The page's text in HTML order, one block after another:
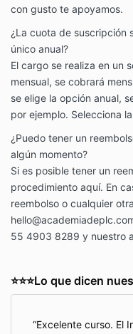
con gusto te apoyamos.
¿La cuota de suscripción
único anual?
El cargo se realiza en un
mensual, se cobrará
se elige la opción anual,
por ejemplo. Selecciona
¿Puedo tener un
algún momento?
Si es posible tener un
procedimiento aquí. En
reembolso o cualquier
55 4903 8289 y nuestro
⭐⭐⭐Lo que dicen
Excelente curso. El